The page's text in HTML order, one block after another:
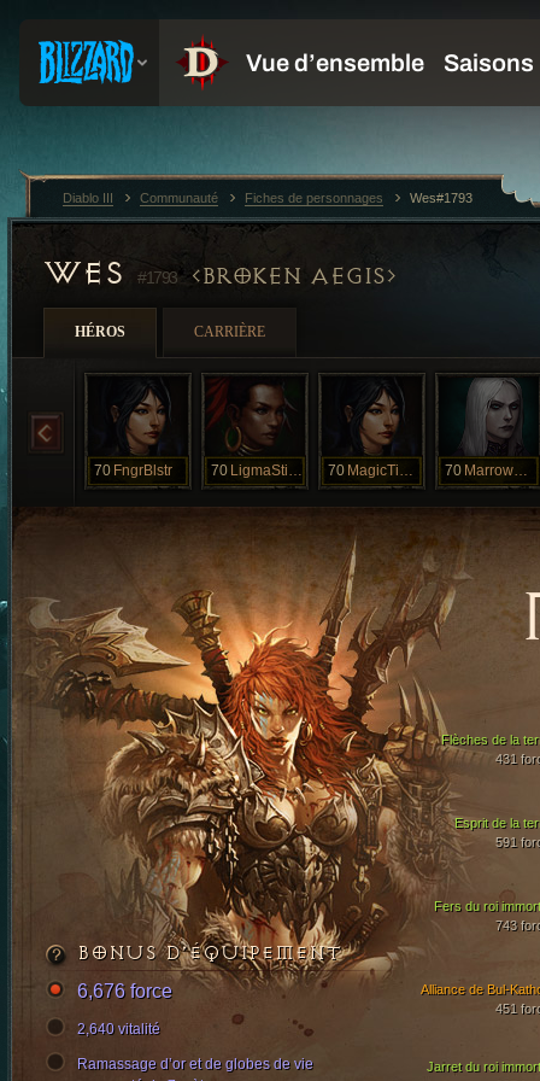
WES #1793 BROKEN AEGIS
HÉROS CARRIÈRE
70 FngrBlstr 70 LigmaStigma 70 MagicTingles 70 MarrowEscape
Esprit de la
591
Fers du roi
743
Flèches de la
431
Jarret du roi
Alliance de Bul-
451
BONUS D’ÉQUIPEMENT
6,676 force
2,640 vitalité
Ramassage d’or et de globes de vie
Diablo III Communauté Fiches de personnages Wes#1793